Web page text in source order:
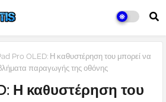
Pro OLED: Η καθυστέρηση του μπορεί να
παραγωγής της οθόνης
Η καθυστέρηση του